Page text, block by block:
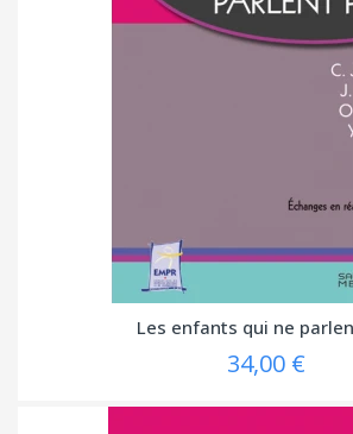
Les enfants qui ne
34,00 €